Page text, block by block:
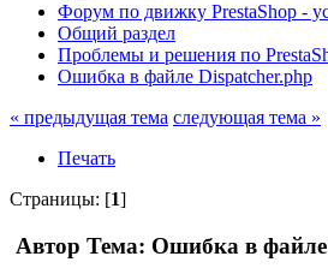
Форум по движку PrestaShop -
Общий раздел
Проблемы и решения по
Ошибка в файле Dispatcher.php
« предыдущая тема следующая тема »
Печать
Страницы: [1]
Автор Тема: Ошибка в